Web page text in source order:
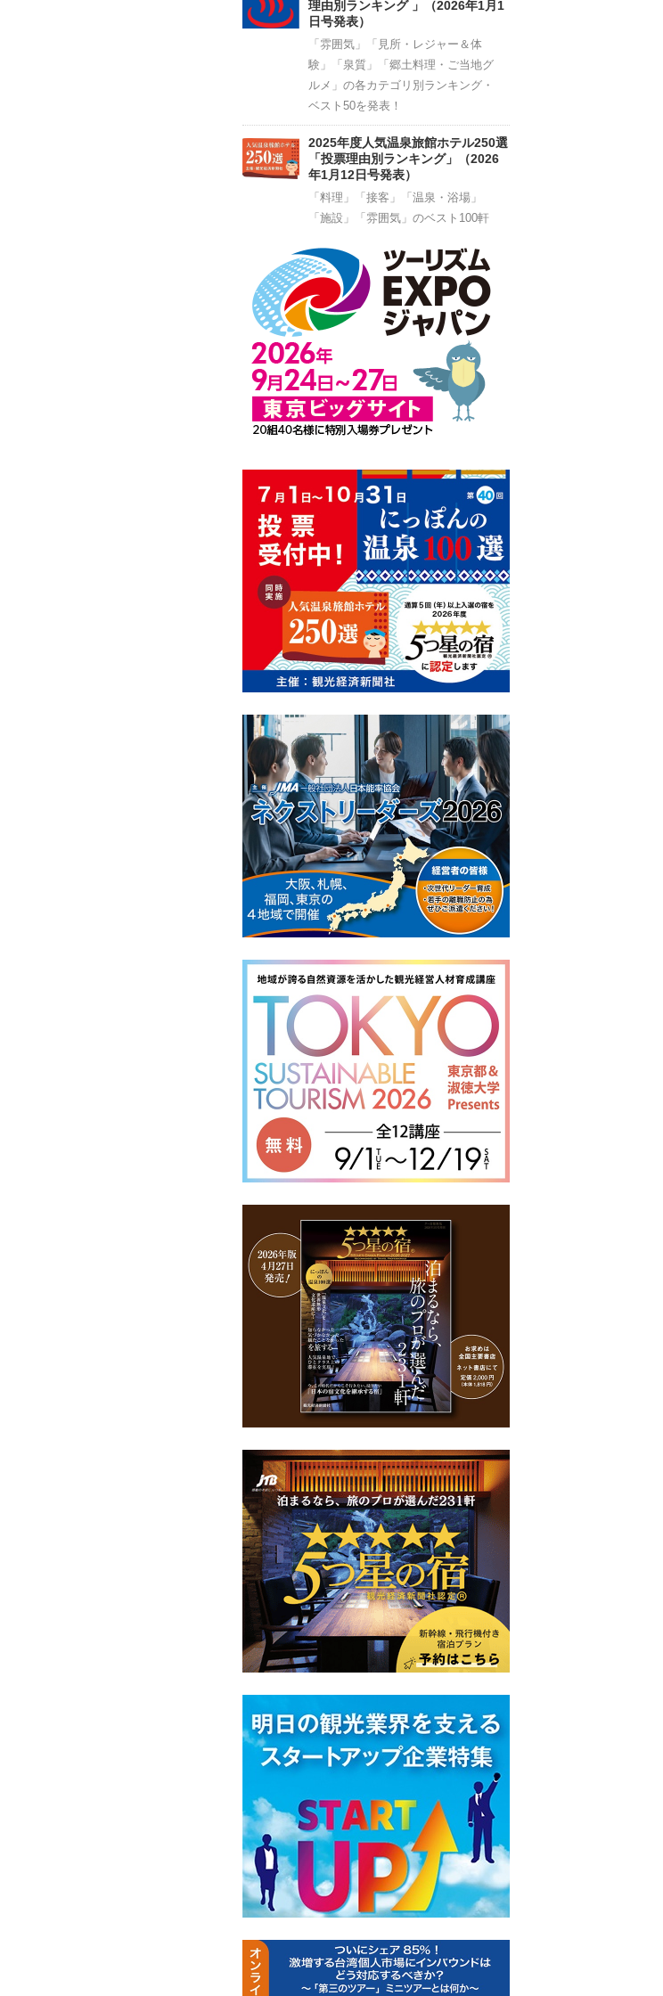
理由別ランキング 」（2026年1月1
日号発表）
「雰囲気」「見所・レジャー＆体
験」「泉質」「郷土料理・ご当地グ
ルメ」の各カテゴリ別ランキング・
ベスト50を発表！
2025年度人気温泉旅館ホテル250選
「投票理由別ランキング」（2026
年1月12日号発表）
「料理」「接客」「温泉・浴場」
「施設」「雰囲気」のベスト100軒